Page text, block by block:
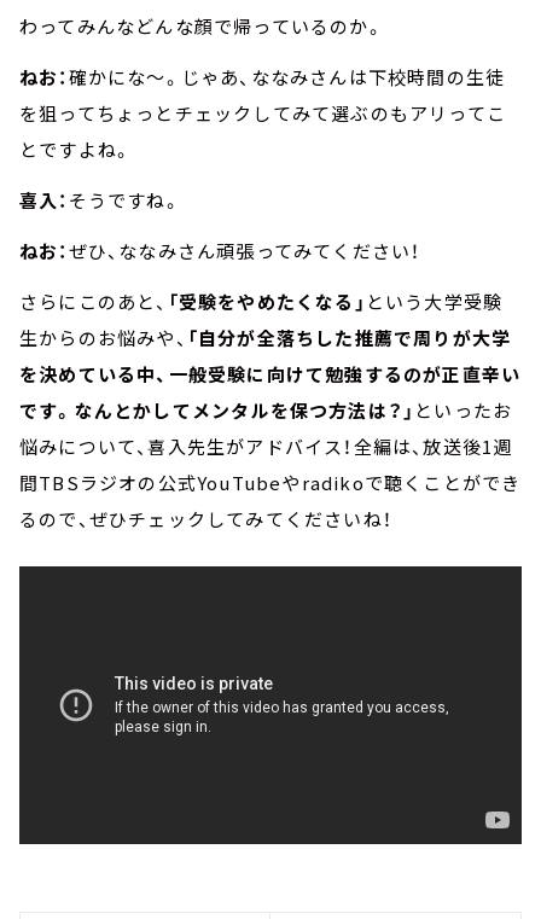
わってみんなどんな顔で帰っているのか。
ねお：確かにな～。じゃあ、ななみさんは下校時間の生徒
を狙ってちょっとチェックしてみて選ぶのもアリってこ
とですよね。
喜入： そうですね。
ねお：ぜひ、ななみさん頑張ってみてください！
さらにこのあと、 「受験をやめたくなる」 という大学受験
生からのお悩みや、 「自分が全落ちした推薦で周りが大学
を決めている中、一般受験に向けて勉強するのが正直辛い
です。なんとかしてメンタルを保つ方法は？」 といったお
悩みについて、喜入先生がアドバイス！全編は、放送後1週
間TBSラジオの公式YouTubeやradikoで聴くことができ
るので、ぜひチェックしてみてくださいね！